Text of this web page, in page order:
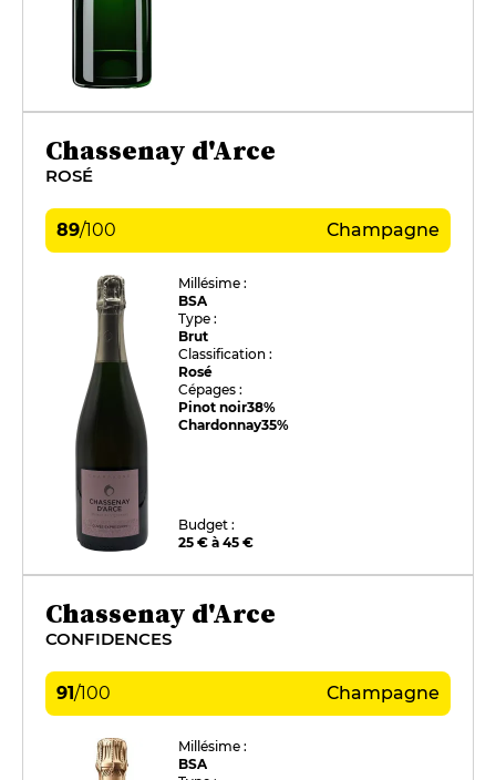
Chassenay d'Arce
ROSÉ
89/100 Champagne
Millésime :
BSA
Type :
Brut
Classification :
Rosé
Cépages :
Pinot noir38%
Chardonnay35%
Budget :
25 € à 45 €
Chassenay d'Arce
CONFIDENCES
91/100 Champagne
Millésime :
BSA